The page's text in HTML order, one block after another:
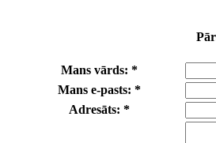
Mans vārds: *
Mans e-pasts: *
Adresāts: *